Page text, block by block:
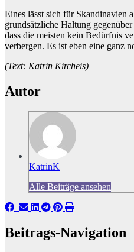
Eines lässt sich für Skandinavien
grundsätzliche Haltung
dass die meisten kein Bedürfnis
verbergen. Es ist eben eine ganz
(Text: Katrin Kircheis)
Autor
KatrinK
Alle Beiträge ansehen
Beitrags-Navigation